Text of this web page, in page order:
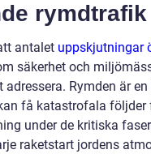
rymdtrafik
antalet uppskjutningar
säkerhet och
adressera. Rymden är
få katastrofala följder
under de kritiska
raketstart jordens